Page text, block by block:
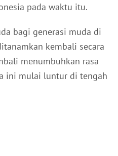
pada waktu itu.
bagi generasi muda di
kembali secara
menumbuhkan rasa
ini mulai luntur di tengah